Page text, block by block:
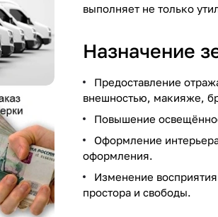
выполняет не только
Назначение
Предоставление
внешностью, макияже,
Повышение
Оформление
оформления.
Изменение
простора и свободы.